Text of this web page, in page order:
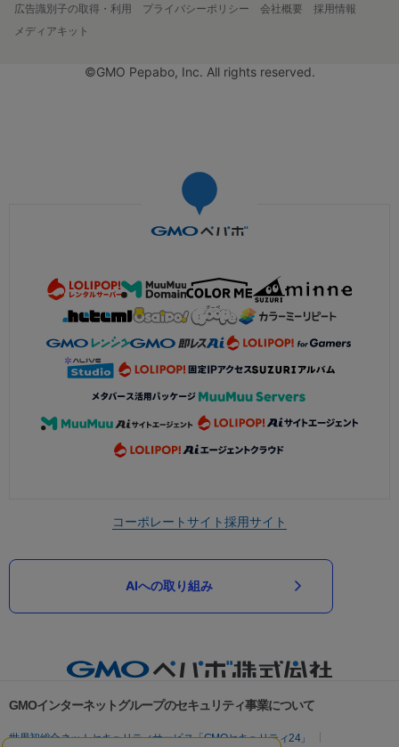
広告識別子の取得・利用
プライバシーポリシー 会社概要
採用情報
メディアキット
©GMO Pepabo, Inc. All rights reserved.
コーポレートサイト採用サイト
AIへの取り組み
GMOインターネットグループのセキュリティ事業について
世界初総合ネットセキュリティサービス「GMOセキュリティ24」